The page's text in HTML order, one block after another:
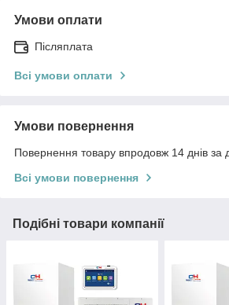
Умови оплати
Післяплата
Всі умови оплати
Умови повернення
Повернення товару впродовж 14 днів за
Всі умови повернення
Подібні товари компанії